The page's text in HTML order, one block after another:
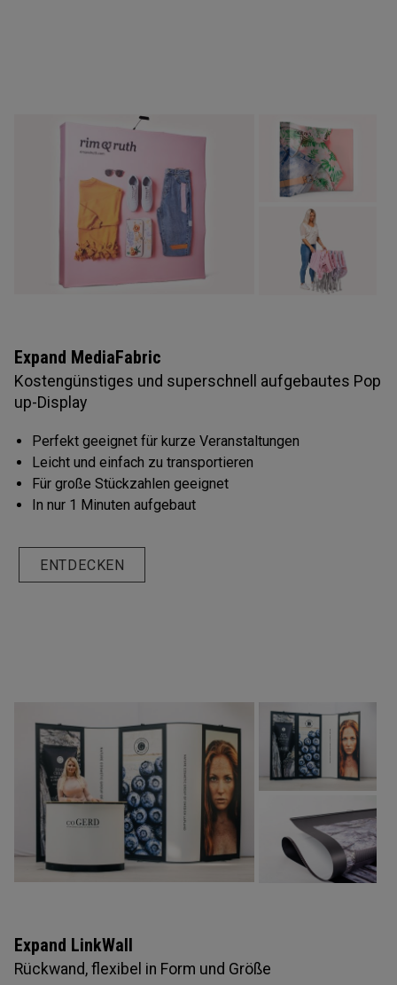
Expand MediaFabric
Kostengünstiges und superschnell aufgebautes Pop
up-Display
Perfekt geeignet für kurze Veranstaltungen
Leicht und einfach zu transportieren
Für große Stückzahlen geeignet
In nur 1 Minuten aufgebaut
ENTDECKEN
Expand LinkWall
Rückwand, flexibel in Form und Größe